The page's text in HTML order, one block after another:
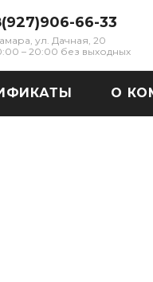
66-33
ул. Дачная, 20
– 20:00 без выходных
О